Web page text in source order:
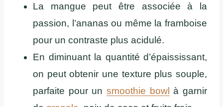
La mangue peut être associée à la
passion, l’ananas ou même la framboise
pour un contraste plus acidulé.
En diminuant la quantité d’épaississant,
on peut obtenir une texture plus souple,
parfaite pour un smoothie bowl à garnir